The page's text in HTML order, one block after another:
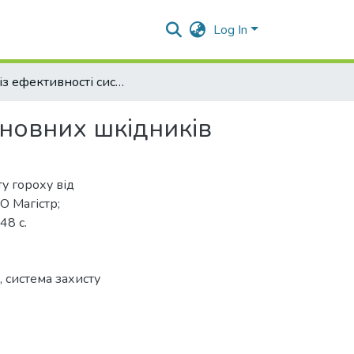
Log In
Аналіз ефективності системи захисту гороху від основних шкідників
шкідників
гороху від
Магістр;
с.
, система захисту